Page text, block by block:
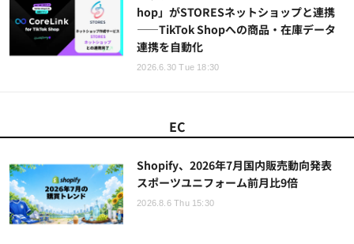
hop」がSTORESネットショップと連携
——TikTok Shopへの商品・在庫データ
連携を自動化
2026.6.30 Tue 18:30
EC
Shopify、2026年7月国内販売動向発表
スポーツユニフォーム前月比9倍
2026.8.6 Thu 15:30